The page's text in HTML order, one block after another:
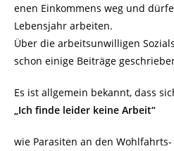
enen Einkommens weg und
Lebensjahr arbeiten.
Über die arbeitsunwilligen
schon einige Beiträge
Es ist allgemein bekannt, dass
„Ich finde leider keine Arbeit“
wie Parasiten an den